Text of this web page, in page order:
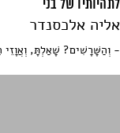
לתהיותיו של בני
אליה אלכסנדר
- וְהַשָּׁרָשִׁים? שָׁאַלְתָּ, וְאֲוָזֵי